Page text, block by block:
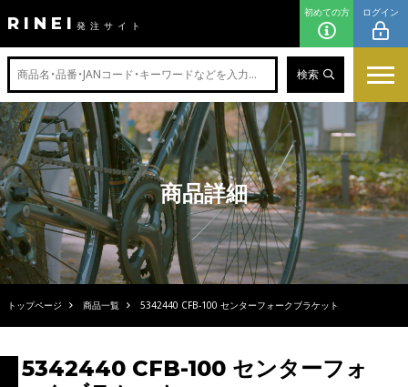
RINEI 発注サイト
初めての方 ログイン
検索
商品詳細
トップページ 商品一覧 5342440 CFB-100 センターフォークブラケット
5342440 CFB-100 センターフォ